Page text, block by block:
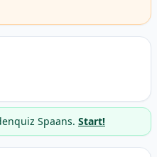
Spaans. Start!